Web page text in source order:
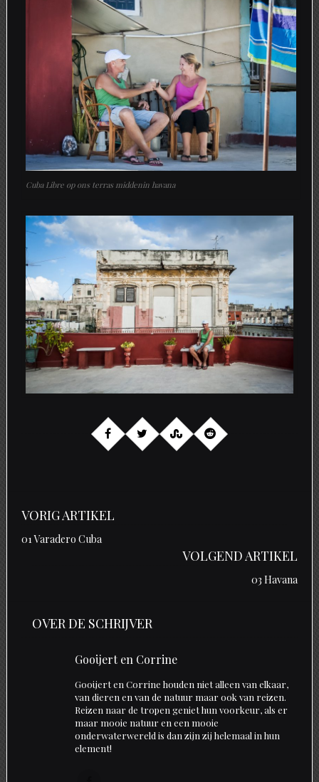
Cuba Libre op ons terras middenin havana
VORIG ARTIKEL
01 Varadero Cuba
VOLGEND ARTIKEL
03 Havana
OVER DE SCHRIJVER
Gooijert en Corrine
Gooijert en Corrine houden niet alleen van elkaar,
van dieren en van de natuur maar ook van reizen.
Reizen naar de tropen geniet hun voorkeur, als er
maar mooie natuur en een mooie
onderwaterwereld is dan zijn zij helemaal in hun
element!